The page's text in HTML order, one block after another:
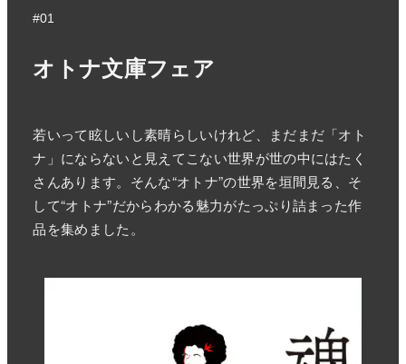
#01
オトナ文庫フェア
若いって眩しいし素晴らしいけれど、まだまだ「オト
ナ」にならないと見えてこない世界が世の中にはたく
さんあります。そんな“オトナ”の世界を垣間見る、そ
して“オトナ”だからわかる魅力がたっぷり詰まった作
品を集めました。